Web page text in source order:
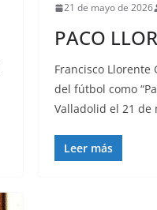
21 de mayo de 2026
PACO
Francisco Llorente
del fútbol como
Valladolid el 21 de
Leer más